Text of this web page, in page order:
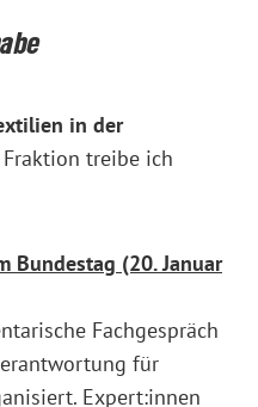
in der
treibe ich
Bundestag (20. Januar
Fachgespräch
für
Expert:innen